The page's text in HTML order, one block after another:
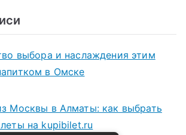
выбора и наслаждения этим
в Омске
Москвы в Алматы: как выбрать
на kupibilet.ru